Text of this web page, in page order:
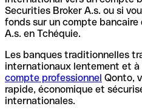
Securities Broker A.s. ou si
fonds sur un compte
A.s. en Tchéquie.
Les banques traditionnelles
internationaux lentement et à
compte professionnel Qonto,
rapide, économique et
internationales.